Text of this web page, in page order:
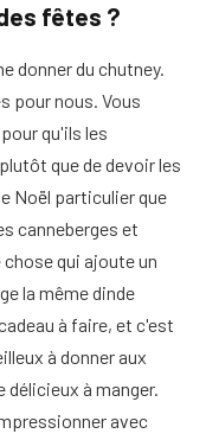
fêtes ?
donner du chutney.
pour nous. Vous
qu'ils les
que de devoir les
Noël particulier que
canneberges et
chose qui ajoute un
la même dinde
à faire, et c'est
à donner aux
délicieux à manger.
avec